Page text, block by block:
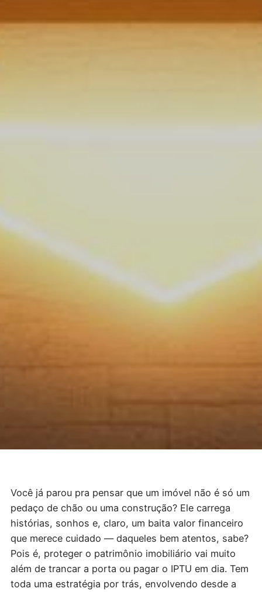
Você já parou pra pensar que um imóvel não é só um
pedaço de chão ou uma construção? Ele carrega
histórias, sonhos e, claro, um baita valor financeiro
que merece cuidado — daqueles bem atentos, sabe?
Pois é, proteger o patrimônio imobiliário vai muito
além de trancar a porta ou pagar o IPTU em dia. Tem
toda uma estratégia por trás, envolvendo desde a